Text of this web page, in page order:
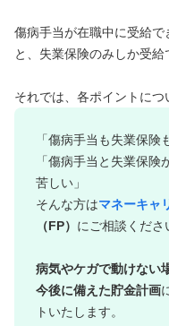
傷病手当が在職中に受給
と、失業保険のみしか受給
それでは、各ポイントにつ
「傷病手当も失業保険
「傷病手当と失業保
苦しい」
そんな方はマネーキャ
（FP） にご相談くださ
病気やケガで動けない
今後に備えた貯金計画
トいたします。